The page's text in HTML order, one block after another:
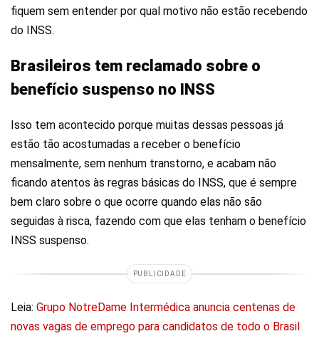
fiquem sem entender por qual motivo não estão recebendo
do INSS.
Brasileiros tem reclamado sobre o
benefício suspenso no INSS
Isso tem acontecido porque muitas dessas pessoas já
estão tão acostumadas a receber o benefício
mensalmente, sem nenhum transtorno, e acabam não
ficando atentos às regras básicas do INSS, que é sempre
bem claro sobre o que ocorre quando elas não são
seguidas à risca, fazendo com que elas tenham o benefício
INSS suspenso.
PUBLICIDADE
Leia: Grupo NotreDame Intermédica anuncia centenas de
novas vagas de emprego para candidatos de todo o Brasil